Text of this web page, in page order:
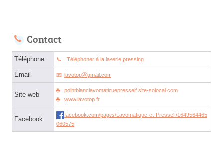
Contact
Téléphone Téléphoner à la laverie pressing
Email lavotopⓐgmail.com
Site web
pointblanclavomatiquepresself.site-solocal.com
www.lavotop.fr
Facebook
facebook.com/pages/Lavomatique-et-Presself/1649564465
060575